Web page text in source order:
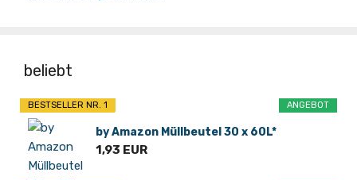
beliebt
ANGEBOT
BESTSELLER NR. 1
by Amazon Müllbeutel 30 x 60L*
1,93 EUR